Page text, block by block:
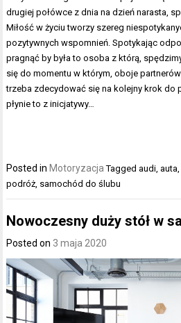
drugiej połówce z dnia na dzień narasta,
Miłość w życiu tworzy szereg
pozytywnych wspomnień. Spotykając
pragnąć by była to osoba z którą,
się do momentu w którym, oboje
trzeba zdecydować się na kolejny krok do
płynie to z inicjatywy…
Posted in Motoryzacja Taggedaudi,auta
podróż, samochód do ślubu
Nowoczesny duży stół w
Posted on 3 maja 2020